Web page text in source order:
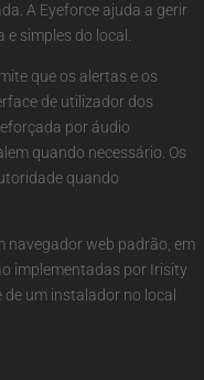
A Eyeforce ajuda a gerir
simples do local.
que os alertas e os
de utilizador dos
por áudio
quando necessário. Os
quando
navegador web padrão, em
implementadas por Irisity
um instalador no local